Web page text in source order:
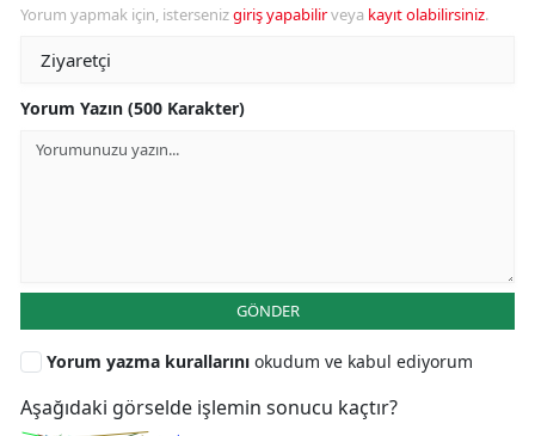
Yorum yapmak için, istersenizgiriş yapabilirveya kayıt olabilirsiniz.
Yorum Yazın (500 Karakter)
GÖNDER
Yorum yazma kurallarını okudum ve kabul ediyorum
Aşağıdaki görselde işlemin sonucu kaçtır?